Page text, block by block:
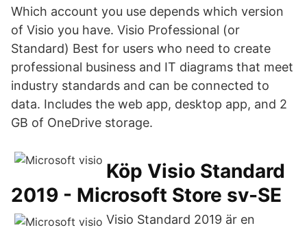
Which account you use depends which version
of Visio you have. Visio Professional (or
Standard) Best for users who need to create
professional business and IT diagrams that meet
industry standards and can be connected to
data. Includes the web app, desktop app, and 2
GB of OneDrive storage.
Köp Visio Standard
2019 - Microsoft Store sv-SE
Visio Standard 2019 är en